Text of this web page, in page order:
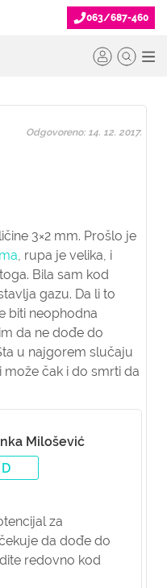
063/687-460
3×2 mm. Prošlo je
, rupa je velika, i
Bila sam kod
gazu. Da li to
biti neophodna
da ne dođe do
u najgorem slučaju
može čak i do smrti da
Odgovoreno: 14. 12. 2017.
Milošević
za
da dođe do
redovno kod